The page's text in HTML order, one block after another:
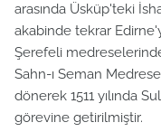
arasında Üsküp'teki
akabinde tekrar
Şerefeli medreselerinde
Sahn-ı Seman
dönerek 1511 yılında
görevine getirilmiştir.